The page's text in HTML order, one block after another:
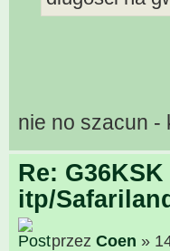
nie no szacun -
Re:
itp/Safariland
przez Coen »